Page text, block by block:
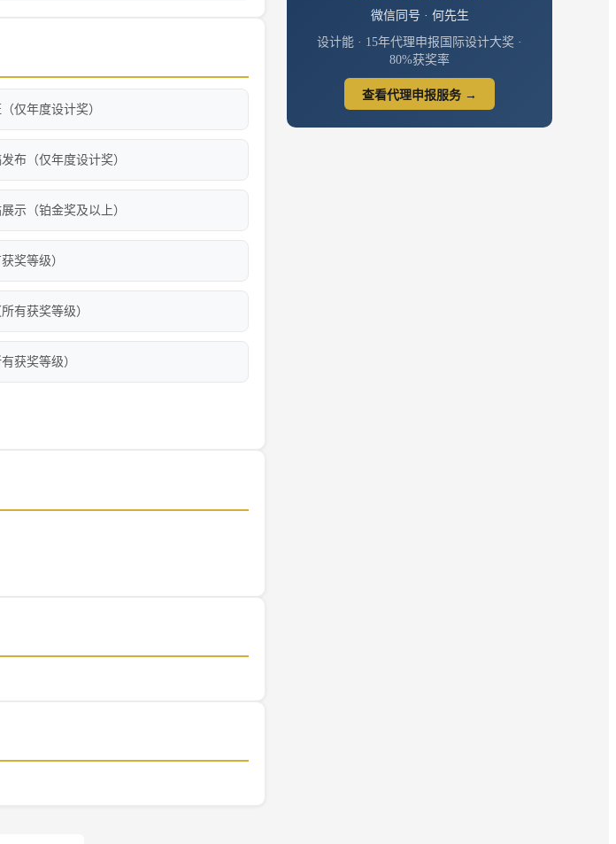
仅年度设计奖）
布（仅年度设计奖）
示（铂金奖及以上）
奖等级）
有获奖等级）
获奖等级）
微信同号 · 何先生
设计能 · 15年代理申报国际设计大奖 ·
80%获奖率
查看代理申报服务 →